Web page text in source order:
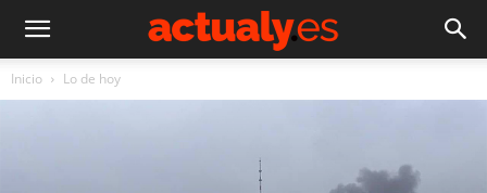
Inicio Lo de hoy